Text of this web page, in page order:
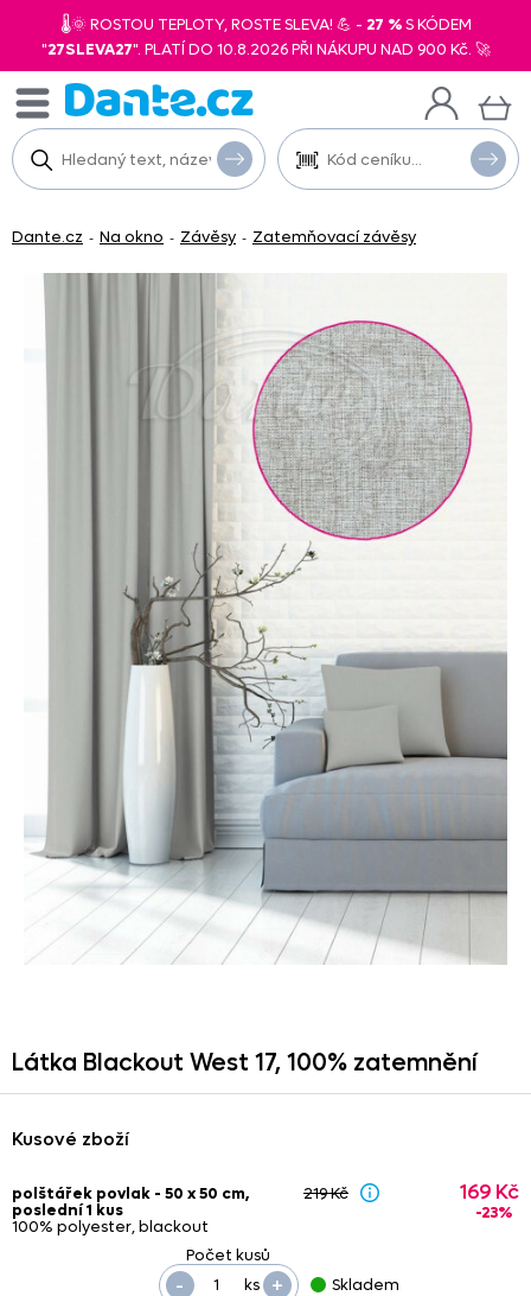
🌡️🌞 ROSTOU TEPLOTY, ROSTE SLEVA! 💪 - 27 %S KÓDEM
"27SLEVA27". PLATÍ DO 10.8.2026 PŘI NÁKUPU NAD 900 Kč. 🚀
Dante.cz - Na okno - Závěsy - Zatemňovací závěsy
Látka Blackout West 17,100% zatemnění
Kusové zboží
polštářek povlak - 50 x 50 cm,
poslední 1 kus
100% polyester, blackout
ks +
-
219 Kč 169 Kč
-23%
Skladem